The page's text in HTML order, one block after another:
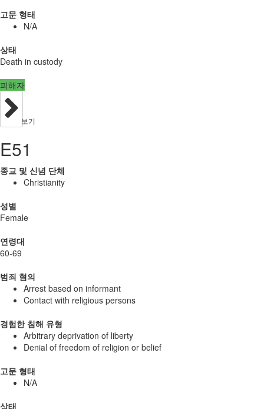
고문 형태
N/A
상태
Death in custody
피해자
보기
E51
종교 및 신념 단체
Christianity
성별
Female
연령대
60-69
범죄 혐의
Arrest based on informant
Contact with religious persons
경험한 침해 유형
Arbitrary deprivation of liberty
Denial of freedom of religion or belief
고문 형태
N/A
상태